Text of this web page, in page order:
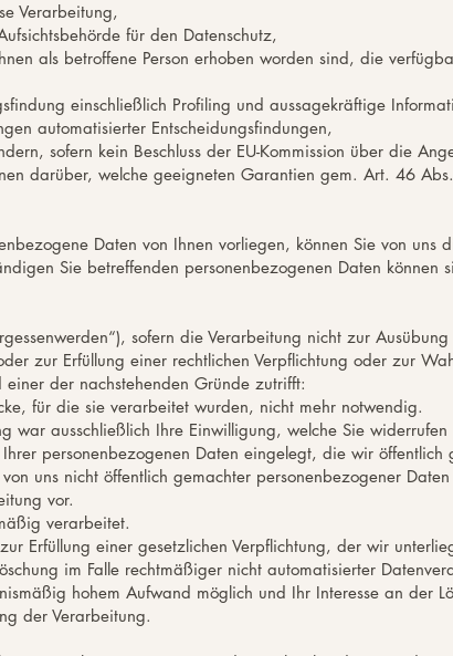
Verarbeitung,
für den Datenschutz,
als betroffene Person erhoben worden sind, die
einschließlich Profiling und aussagekräftige
automatisierter Entscheidungsfindungen,
sofern kein Beschluss der EU-Kommission über die
darüber, welche geeigneten Garantien gem. Art. 46
Daten von Ihnen vorliegen, können Sie von uns
Sie betreffenden personenbezogenen Daten können
sofern die Verarbeitung nicht zur
zur Erfüllung einer rechtlichen Verpflichtung oder zur
der nachstehenden Gründe zutrifft:
für die sie verarbeitet wurden, nicht mehr notwendig.
war ausschließlich Ihre Einwilligung, welche Sie widerrufen
personenbezogenen Daten eingelegt, die wir öffentlich
uns nicht öffentlich gemachter personenbezogener
vor.
verarbeitet.
Erfüllung einer gesetzlichen Verpflichtung, der wir
im Falle rechtmäßiger nicht automatisierter
hohem Aufwand möglich und Ihr Interesse an der
der Verarbeitung.